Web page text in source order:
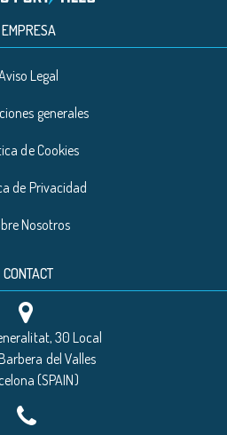
EMPRESA
Legal
generales
de Cookies
de Privacidad
Nosotros
CONTACT
30 Local
del Valles
(SPAIN)